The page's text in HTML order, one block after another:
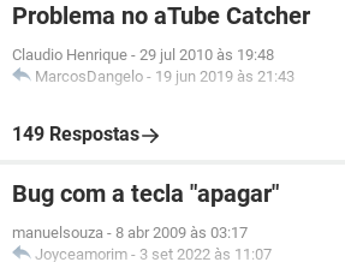
Problema no aTube Catcher
Claudio Henrique - 29 jul 2010 às 19:48
MarcosDangelo - 19 jun 2019 às 21:43
149 Respostas
Bug com a tecla "apagar"
manuelsouza - 8 abr 2009 às 03:17
Joyceamorim - 3 set 2022 às 11:07